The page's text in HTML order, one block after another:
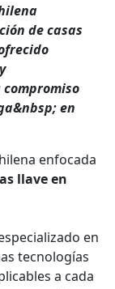
de casas
en
enfocada
llave en
en
tecnologías
a cada